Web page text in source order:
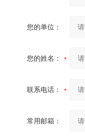
您的单位：
您的姓名：
联系电话：
常用邮箱：